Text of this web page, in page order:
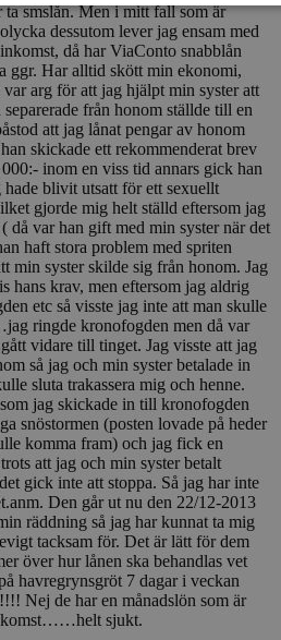
ta smslån. Men i mitt fall som är
dessutom lever jag ensam med
då har ViaConto snabblån
ggr. Har alltid skött min ekonomi,
arg för att jag hjälpt min syster att
från honom ställde till en
att jag lånat pengar av honom
skickade ett rekommenderat brev
inom en viss tid annars gick han
blivit utsatt för ett sexuellt
gjorde mig helt ställd eftersom jag
då var han gift med min syster när det
haft stora problem med spriten
min syster skilde sig från honom. Jag
hans krav, men eftersom jag aldrig
etc så visste jag inte att man skulle
ringde kronofogden men då var
vidare till tinget. Jag visste att jag
så jag och min syster betalade in
sluta trakassera mig och henne.
jag skickade in till kronofogden
snöstormen (posten lovade på heder
komma fram) och jag fick en
att jag och min syster betalt
gick inte att stoppa. Så jag har inte
Den går ut nu den 22/12-2013
räddning så jag har kunnat ta mig
tacksam för. Det är lätt för dem
över hur lånen ska behandlas vet
havregrynsgröt 7 dagar i veckan
Nej de har en månadslön som är
sjukt.